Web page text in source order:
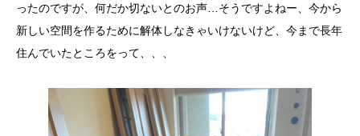
ったのですが、何だか切ないとのお声…そうですよねー、今から
新しい空間を作るために解体しなきゃいけないけど、今まで長年
住んでいたところをって、、、